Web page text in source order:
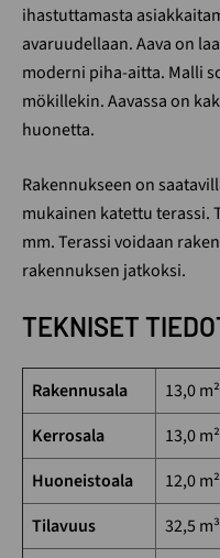
ihastuttamasta
avaruudellaan. Aava on
moderni piha-aitta. Malli
mökillekin. Aavassa on
huonetta.
Rakennukseen on
mukainen katettu terassi.
mm. Terassi voidaan
rakennuksen jatkoksi.
TEKNISET
Rakennusala
13,0 m²
Kerrosala
13,0 m²
Huoneistoala
12,0 m²
Tilavuus
32,5 m³